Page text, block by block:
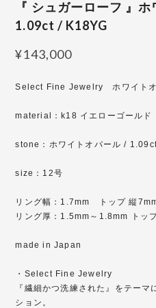
『 シュガーローフ 』
1.09ct / K18YG
¥143,000
Select Fine Jewelry ホワイトオ
material：k18 イエローゴールド
stone：ホワイトオパール /
size：12号
リング幅：1.7mm トップ 縦
リング厚：1.5mm～1.8mm トッ
made in Japan
・Select Fine Jewelry
『繊細かつ洗練された』をテー
ション。